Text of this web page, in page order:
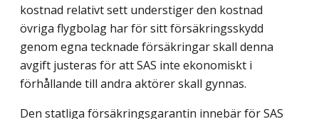
kostnad relativt sett understiger den kostnad
övriga flygbolag har för sitt försäkringsskydd
genom egna tecknade försäkringar skall denna
avgift justeras för att SAS inte ekonomiskt i
förhållande till andra aktörer skall gynnas.
Den statliga försäkringsgarantin innebär för SAS